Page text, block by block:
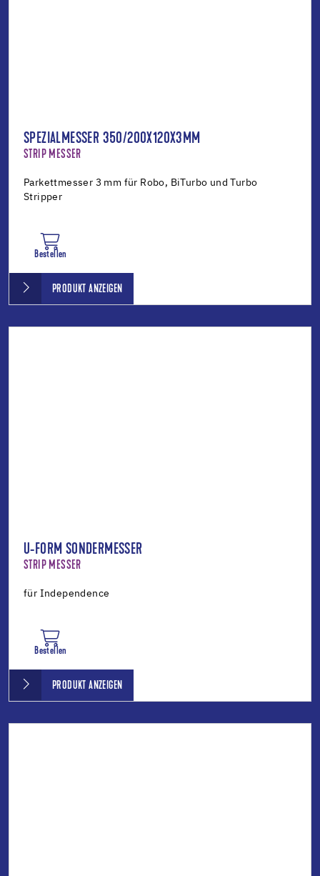
SPEZIALMESSER 350/200X120X3MM
STRIP MESSER
Parkettmesser 3 mm für Robo, BiTurbo und Turbo
Stripper
Bestellen
PRODUKT ANZEIGEN
U-FORM SONDERMESSER
STRIP MESSER
für Independence
Bestellen
PRODUKT ANZEIGEN